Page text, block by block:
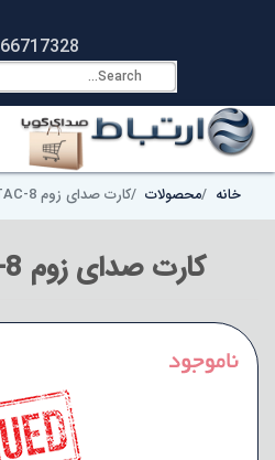
66717328
خانه محصولات کارت صدای زوم ZOOM TAC-8
کارت صدای زوم ZOOM TAC-8